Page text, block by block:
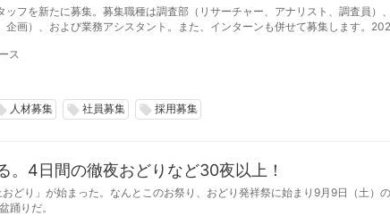
フを新たに募集。募集職種は調査部（リサーチャー、アナリスト、調査員）
画）、および業務アシスタント。また、インターンも併せて募集します。
ス
人材募集 local_offer 社員募集 local_offer 採用募集
。4日間の徹夜おどりなど30夜以上！
どり」が始まった。なんとこのお祭り、おどり発祥祭に始まり9月9日（土）
踊りだ。